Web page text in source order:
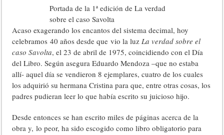
Portada de la 1ª edición de La verdad
sobre el caso Savolta
Acaso exagerando los encantos del sistema decimal, hoy
celebramos 40 años desde que vio la luzLa verdad sobre el
caso Savolta, el 23 de abril de 1975, coincidiendo con el Día
del Libro. Según asegura Eduardo Mendoza –que no estaba
allí- aquel día se vendieron 8 ejemplares, cuatro de los cuales
los adquirió su hermana Cristina para que, entre otras cosas, los
padres pudieran leer lo que había escrito su juicioso hijo.
Desde entonces se han escrito miles de páginas acerca de la
obra y, lo peor, ha sido escogido como libro obligatorio para